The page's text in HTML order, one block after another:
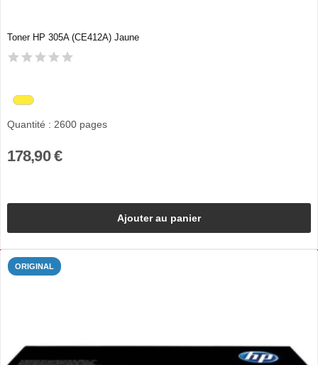
Toner HP 305A (CE412A) Jaune
Quantité : 2600 pages
178,90 €
Ajouter au panier
ORIGINAL